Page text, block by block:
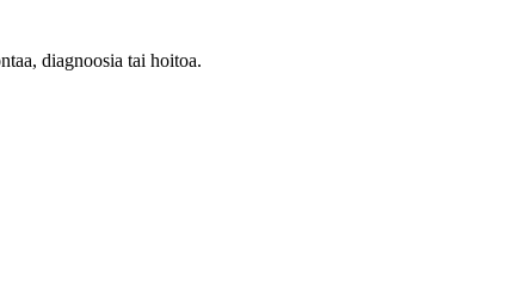
diagnoosia tai hoitoa.